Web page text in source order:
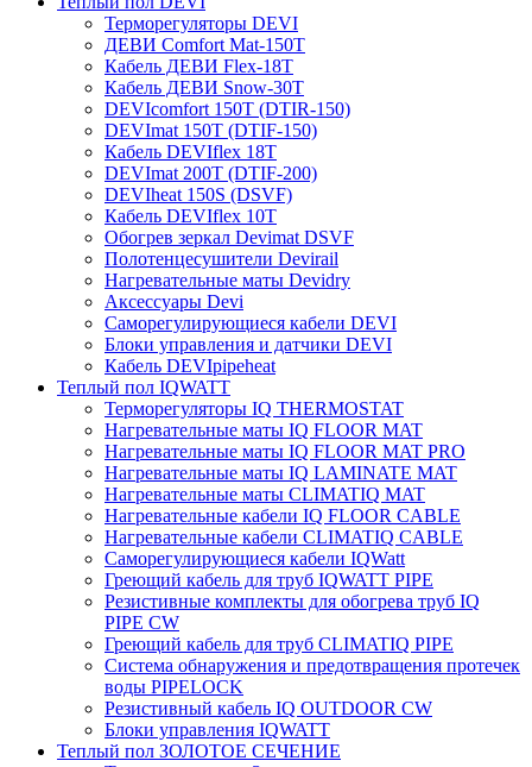
Терморегуляторы DEVI
ДЕВИ Comfort Mat-150T
Кабель ДЕВИ Flex-18T
Кабель ДЕВИ Snow-30T
DEVIcomfort 150T (DTIR-150)
DEVImat 150T (DTIF-150)
Кабель DEVIflex 18T
DEVImat 200T (DTIF-200)
DEVIheat 150S (DSVF)
Кабель DEVIflex 10T
Обогрев зеркал Devimat DSVF
Полотенцесушители Devirail
Нагревательные маты Devidry
Аксессуары Devi
Саморегулирующиеся кабели DEVI
Блоки управления и датчики DEVI
Кабель DEVIpipeheat
Теплый пол IQWATT
Терморегуляторы IQ THERMOSTAT
Нагревательные маты IQ FLOOR MAT
Нагревательные маты IQ FLOOR MAT PRO
Нагревательные маты IQ LAMINATE MAT
Нагревательные маты CLIMATIQ MAT
Нагревательные кабели IQ FLOOR CABLE
Нагревательные кабели CLIMATIQ CABLE
Саморегулирующиеся кабели IQWatt
Греющий кабель для труб IQWATT PIPE
Резистивные комплекты для обогрева труб IQ
PIPE CW
Греющий кабель для труб CLIMATIQ PIPE
Система обнаружения и предотвращения протечек
воды PIPELOCK
Резистивный кабель IQ OUTDOOR CW
Блоки управления IQWATT
Теплый пол ЗОЛОТОЕ СЕЧЕНИЕ